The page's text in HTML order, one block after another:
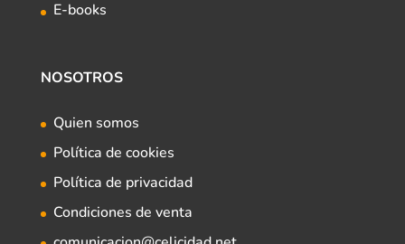
E-books
NOSOTROS
Quien somos
Política de cookies
Política de privacidad
Condiciones de venta